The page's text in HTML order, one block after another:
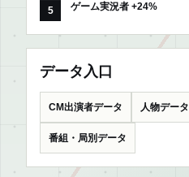
ゲーム実況者 +24%
データ入口
CM出演者データ 人物データ
番組・局別データ